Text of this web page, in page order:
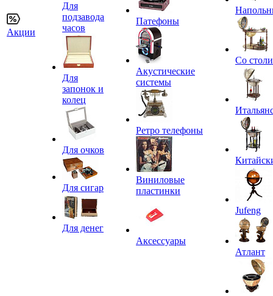
Акции
Для
подзавода
часов
Для
запонок и
колец
Для очков
Для сигар
Для денег
Патефоны
Акустические
системы
Ретро телефоны
Виниловые
пластинки
Аксессуары
Со
Jufeng
Атлант